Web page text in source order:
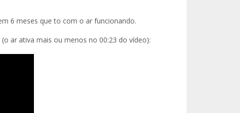
6 meses que to com o ar funcionando.
ar ativa mais ou menos no 00:23 do vídeo):